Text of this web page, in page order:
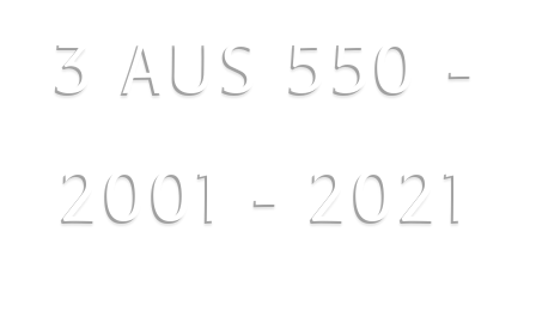
3 AUS 550 -
2001 - 2021